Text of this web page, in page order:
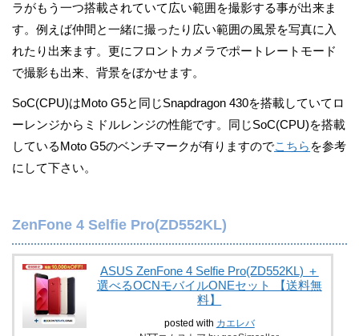
ラがもう一つ搭載されていて広い範囲を撮影する事が出来ま
す。例えば仲間と一緒に撮ったり広い範囲の風景を写真に入
れたり出来ます。更にフロントカメラでポートレートモード
で撮影も出来、背景をぼかせます。
SoC(CPU)はMoto G5と同じSnapdragon 430を搭載していてロ
ーレンジからミドルレンジの性能です。同じSoC(CPU)を搭載
しているMoto G5のベンチマークが有りますのでこちら を参考
にして下さい。
ZenFone 4 Selfie Pro(ZD552KL)
ASUS ZenFone 4 Selfie Pro(ZD552KL) ＋
選べるOCNモバイルONEセット 【送料無
料】
posted with カエレバ